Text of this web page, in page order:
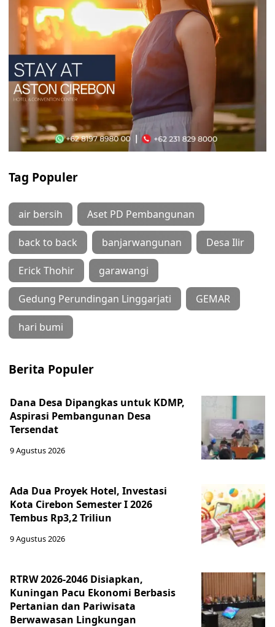
Tag Populer
air bersih Aset PD Pembangunan
back to back banjarwangunan Desa Ilir
Erick Thohir garawangi
Gedung Perundingan Linggarjati GEMAR
hari bumi
Berita Populer
Dana Desa Dipangkas untuk KDMP,
Aspirasi Pembangunan Desa
Tersendat
9 Agustus 2026
Ada Dua Proyek Hotel, Investasi
Kota Cirebon Semester I 2026
Tembus Rp3,2 Triliun
9 Agustus 2026
RTRW 2026-2046 Disiapkan,
Kuningan Pacu Ekonomi Berbasis
Pertanian dan Pariwisata
Berwawasan Lingkungan